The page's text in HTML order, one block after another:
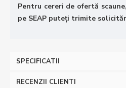
Pentru cereri de ofertă
pe SEAP puteți trimite
SPECIFICATII
RECENZII CLIENTI